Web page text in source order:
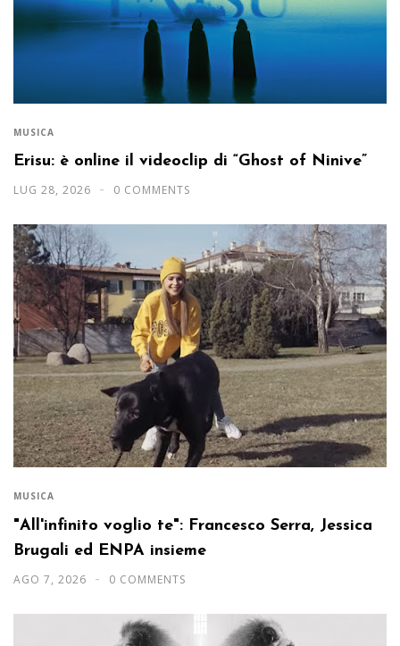
MUSICA
Erisu: è online il videoclip di “Ghost of Ninive”
LUG 28, 2026 0 COMMENTS
MUSICA
"All'infinito voglio te": Francesco Serra, Jessica
Brugali ed ENPA insieme
AGO 7, 2026 0 COMMENTS